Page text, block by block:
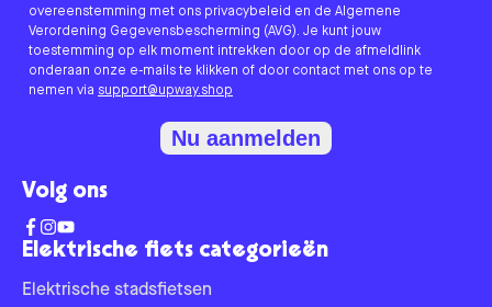
Elektrische fiets categorieën
Elektrische stadsfietsen
overeenstemming met ons privacybeleid en de Algemene
Verordening Gegevensbescherming (AVG). Je kunt jouw
toestemming op elk moment intrekken door op de afmeldlink
onderaan onze e-mails te klikken of door contact met ons op te
nemen via support@upway.shop
Nu aanmelden
Volg ons